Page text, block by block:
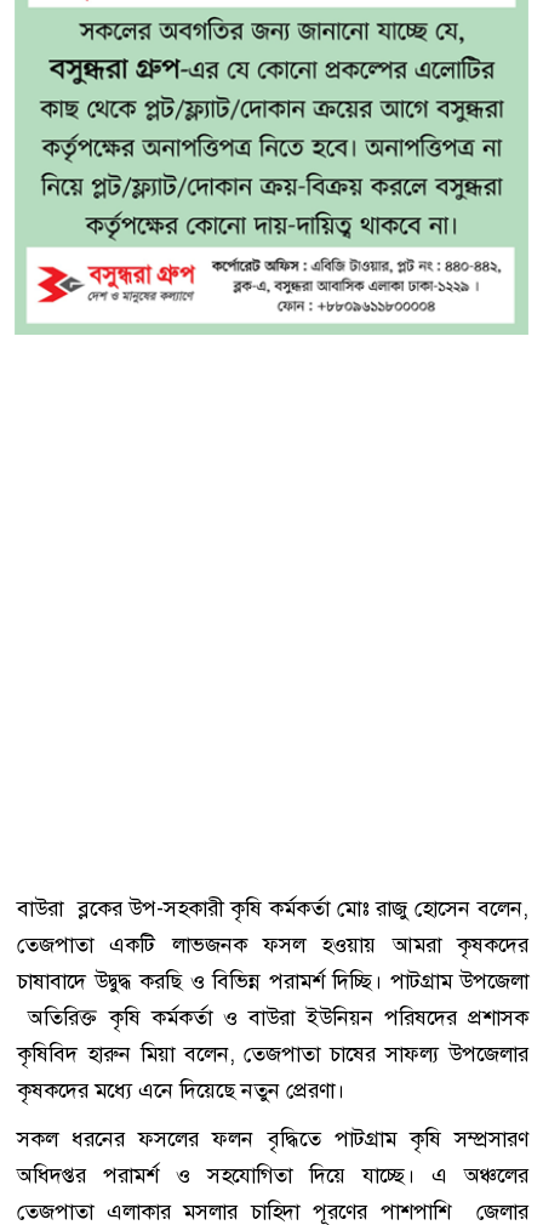
বাউরা ব্লকের উপ-সহকারী কৃষি কর্মকর্তা মোঃ রাজু হোসেন বলেন,
তেজপাতা একটি লাভজনক ফসল হওয়ায় আমরা কৃষকদের
চাষাবাদে উদ্বুদ্ধ করছি ও বিভিন্ন পরামর্শ দিচ্ছি। পাটগ্রাম উপজেলা
অতিরিক্ত কৃষি কর্মকর্তা ও বাউরা ইউনিয়ন পরিষদের প্রশাসক
কৃষিবিদ হারুন মিয়া বলেন, তেজপাতা চাষের সাফল্য উপজেলার
কৃষকদের মধ্যে এনে দিয়েছে নতুন প্রেরণা।
সকল ধরনের ফসলের ফলন বৃদ্ধিতে পাটগ্রাম কৃষি সম্প্রসারণ
অধিদপ্তর পরামর্শ ও সহযোগিতা দিয়ে যাচ্ছে। এ অঞ্চলের
তেজপাতা এলাকার মসলার চাহিদা পূরণের পাশপাশি জেলার